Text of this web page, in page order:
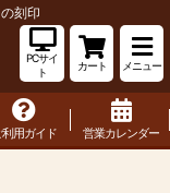
刻印
PCサイ
ト
カート メニュー
利用ガイド 営業カレンダー